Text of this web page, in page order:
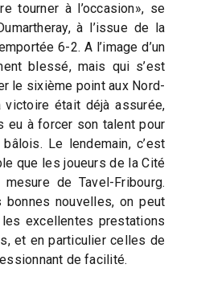
tourner à l’occasion», se
à l’issue de la
6-2. A l’image d’un
blessé, mais qui s’est
le sixième point aux Nord-
était déjà assurée,
eu à forcer son talent pour
Le lendemain, c’est
que les joueurs de la Cité
de Tavel-Fribourg.
nouvelles, on peut
excellentes prestations
et en particulier celles de
de facilité.